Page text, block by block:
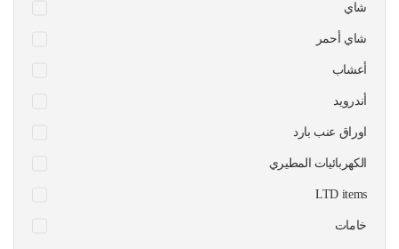
شاي
شاي أحمر
أعشاب
أندرويد
اوراق عنب بارد
الكهربائيات المطيري
LTD items
خامات